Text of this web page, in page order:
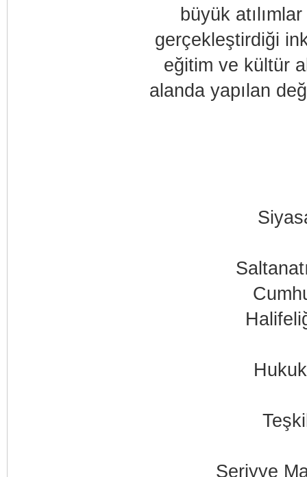
büyük
gerçekleştirdiği
eğitim ve kültür
alanda yapılan
Şeriyye